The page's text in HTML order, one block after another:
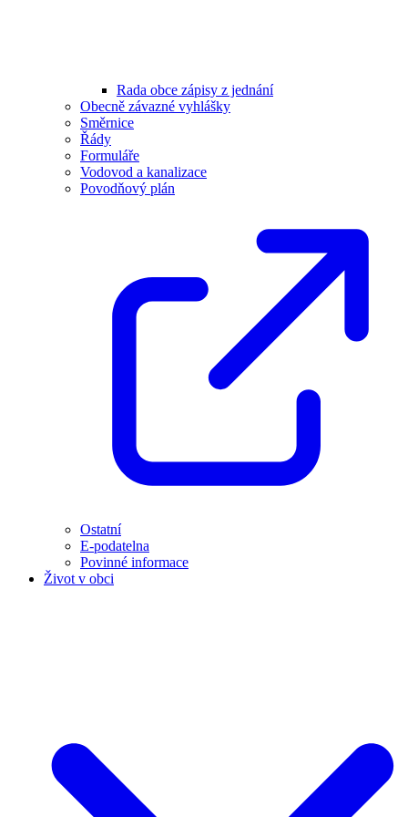
Rada obce zápisy z jednání
Obecně závazné vyhlášky
Směrnice
Řády
Formuláře
Vodovod a kanalizace
Povodňový plán
Ostatní
E-podatelna
Povinné informace
Život v obci